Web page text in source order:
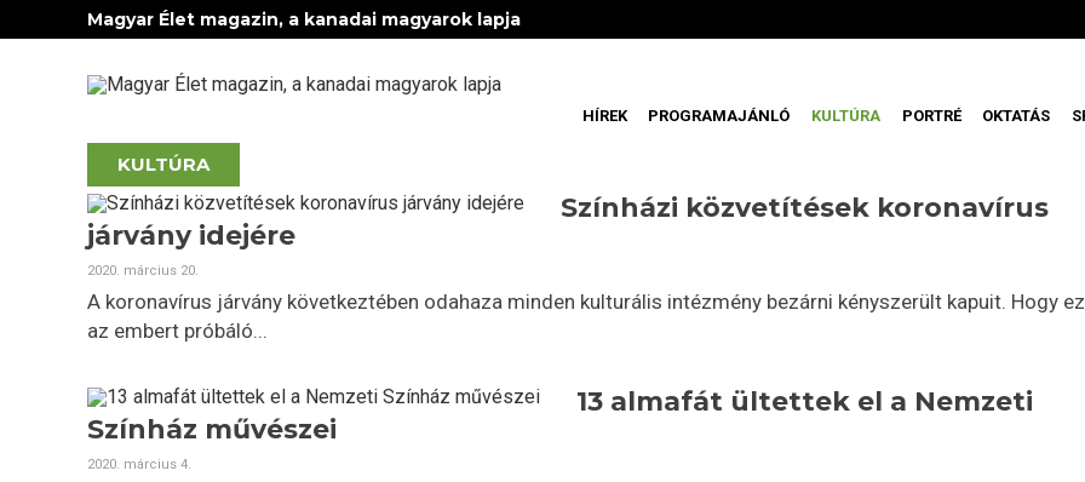
Magyar Élet magazin, a kanadai magyarok lapja
HÍREK PROGRAMAJÁNLÓ KULTÚRA PORTRÉ OKTATÁS
KULTÚRA
Színházi közvetítések koronavírus
járvány idejére
2020. március 20.
A koronavírus járvány következtében odahaza minden kulturális intézmény bezárni kényszerült kapuit. Hogy
az embert próbáló...
13 almafát ültettek el a Nemzeti
Színház művészei
2020. március 4.